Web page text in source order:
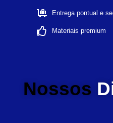
Entrega pontual e
Materiais premium
Nossos